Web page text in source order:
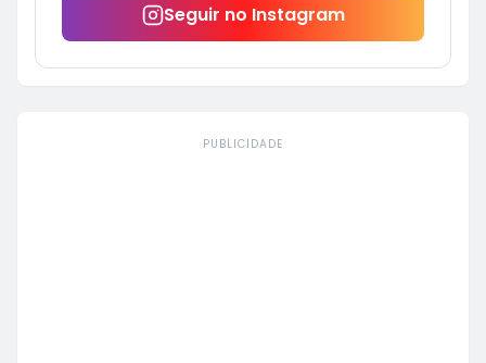
Seguir no Instagram
PUBLICIDADE